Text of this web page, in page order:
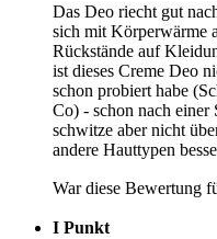
Das Deo riecht gut
sich mit Körperwärme
Rückstände auf
ist dieses Creme Deo
schon probiert habe
Co) - schon nach
schwitze aber nicht
andere Hauttypen
War diese Bewertung
I Punkt